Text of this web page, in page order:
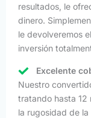
resultados, le
dinero.
le devolveremos
inversión
Excelente
Nuestro
tratando hasta 12
la rugosidad de